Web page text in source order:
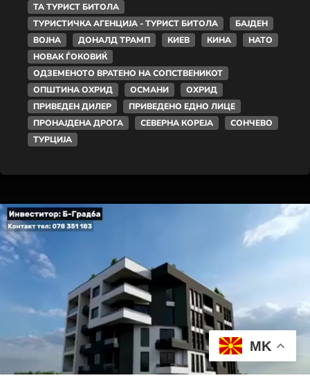
ТА ТУРИСТ БИТОЛА
ТУРИСТИЧКА АГЕНЦИЈА - ТУРИСТ БИТОЛА
БАЈДЕН
ВОЈНА
ДОНАЛД ТРАМП КИЕВ КИНА
НАТО
НОВАК ЃОКОВИЌ
ОДЗЕМЕНОТО ВРАТЕНО НА СОПСТВЕНИКОТ
ОПШТИНА ОХРИД
ОСМАНИ
ОХРИД
ПРИВЕДЕН ДИЛЕР
ПРИВЕДЕНО ЕДНО ЛИЦЕ
ПРОНАЈДЕНА ДРОГА
СЕВЕРНА КОРЕЈА
СОНЧЕВО
ТУРЦИЈА
MK